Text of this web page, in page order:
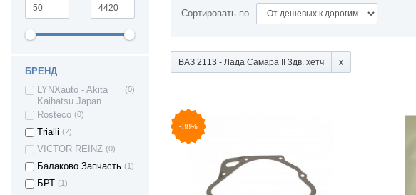
БРЕНД
LYNXauto - Akita
Kaihatsu Japan
(0)
Rosteco (0)
Trialli (2)
VICTOR REINZ (0)
Балаково Запчасть (1)
БРТ (1)
ВАЗ 2101 -
Сортировать по
ВАЗ 2113 - Лада Самара II 3дв. хетч
-38%